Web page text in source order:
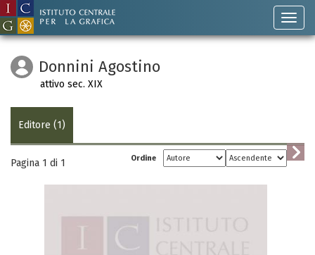
Donnini Agostino
attivo sec. XIX
Editore (1)
Pagina 1 di 1 Ordine